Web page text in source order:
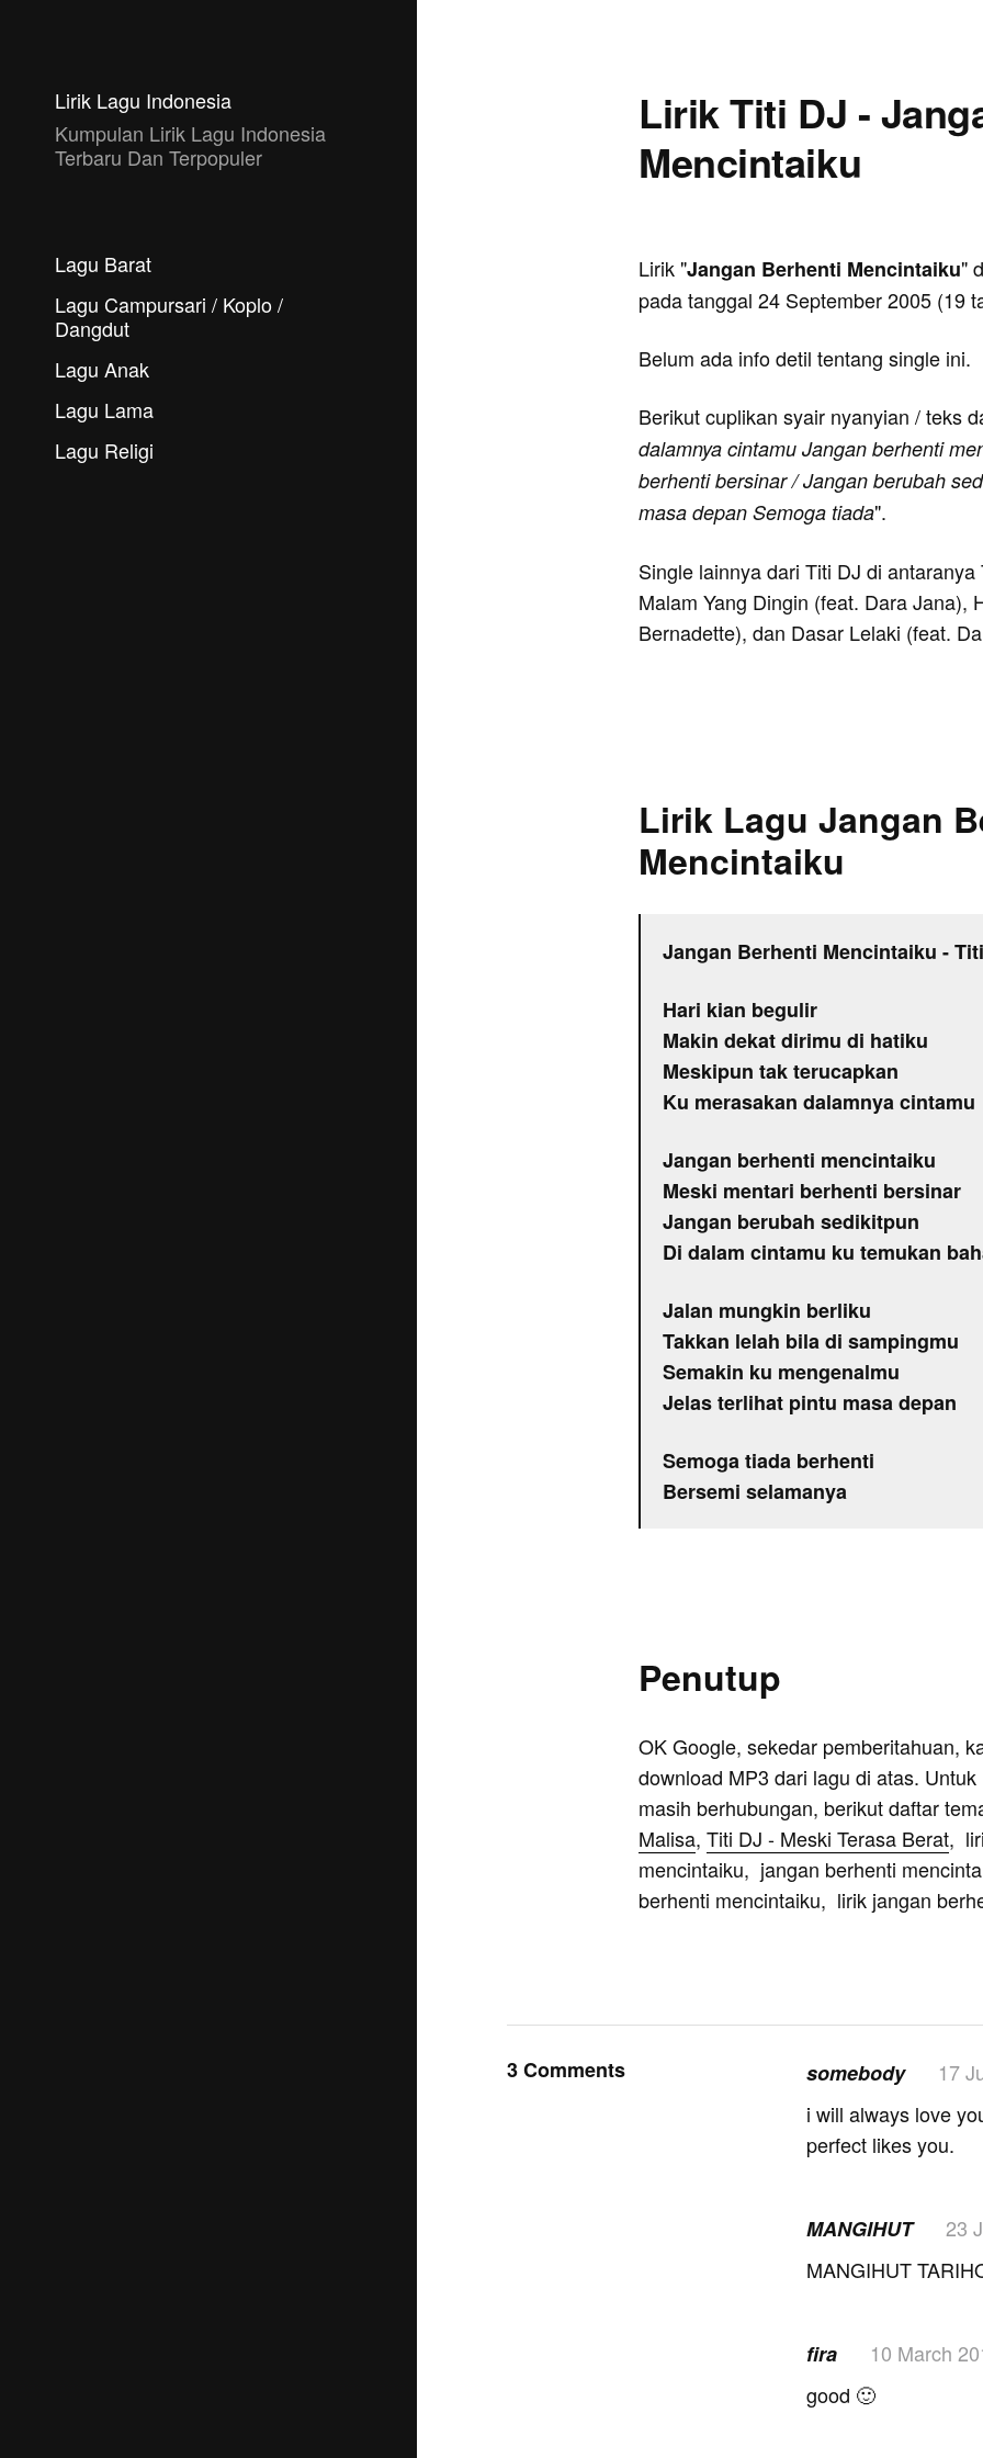
Lirik Lagu Indonesia
Kumpulan Lirik Lagu Indonesia
Terbaru Dan Terpopuler
Lagu Barat
Lagu Campursari / Koplo /
Dangdut
Lagu Anak
Lagu Lama
Lagu Religi
Lirik Titi DJ -
Mencintaiku
Lirik "Jangan Berhenti Mencintaiku"
pada tanggal 24 September 2005 (19
Belum ada info detil tentang single ini.
Berikut cuplikan syair nyanyian / teks
dalamnya cintamu Jangan berhenti
berhenti bersinar / Jangan berubah
masa depan Semoga tiada".
Single lainnya dari Titi DJ di
Malam Yang Dingin (feat. Dara Jana),
Bernadette), dan Dasar Lelaki (feat.
Lirik Lagu Jangan
Mencintaiku
Jangan Berhenti Mencintaiku -
Hari kian begulir
Makin dekat dirimu di hatiku
Meskipun tak terucapkan
Ku merasakan dalamnya cintamu
Jangan berhenti mencintaiku
Meski mentari berhenti bersinar
Jangan berubah sedikitpun
Di dalam cintamu ku temukan
Jalan mungkin berliku
Takkan lelah bila di sampingmu
Semakin ku mengenalmu
Jelas terlihat pintu masa depan
Semoga tiada berhenti
Bersemi selamanya
Penutup
OK Google, sekedar pemberitahuan,
download MP3 dari lagu di atas.
masih berhubungan, berikut daftar
Malisa, Titi DJ - Meski Terasa Berat,
mencintaiku, jangan berhenti
berhenti mencintaiku, lirik jangan
3 Comments somebody
17
i will always love
perfect likes you.
MANGIHUT
23
MANGIHUT
fira
10 March
good 🙂